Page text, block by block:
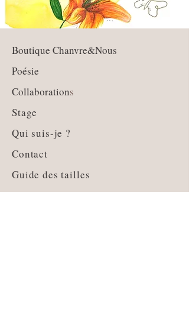
Boutique Chanvre&Nous
Poésie
Collaborations
Stage
Qui suis-je ?
Contact
Guide des tailles